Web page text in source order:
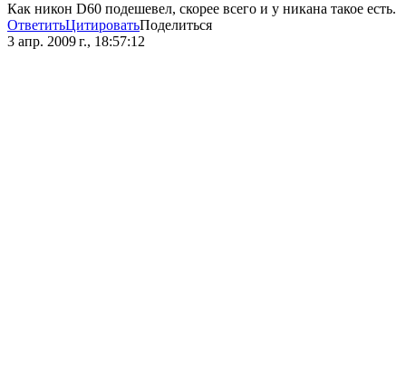
Как никон D60 подешевел, скорее всего и у никана такое есть.
ОтветитьЦитироватьПоделиться
3 апр. 2009 г., 18:57:12